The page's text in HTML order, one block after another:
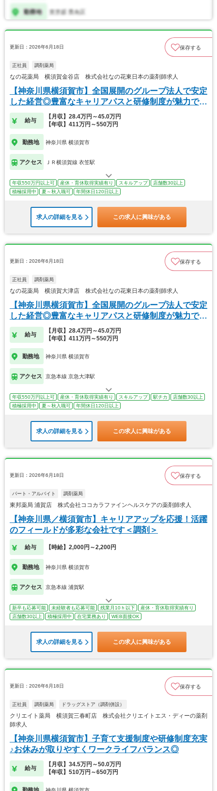
更新日：2026年6月18日 保存する
正社員 調剤薬局
なの花薬局 横須賀金谷店 株式会社なの花東日本の薬剤師求人
【神奈川県横須賀市】全国展開のグループ法人で安定
した経営◎豊富なキャリアパスと研修制度が魅力で
す！
給与
【月収】28.4万円～45.0万円
【年収】411万円～550万円
勤務地 神奈川県 横須賀市
アクセス ＪＲ横須賀線 衣笠駅
年収550万円以上可 産休・育休取得実績有り スキルアップ
店舗数30以上
積極採用中
夏～秋入職可 年間休日120日以上
求人の詳細を見る この求人に興味がある
更新日：2026年6月18日 保存する
正社員 調剤薬局
なの花薬局 横須賀大津店 株式会社なの花東日本の薬剤師求人
【神奈川県横須賀市】全国展開のグループ法人で安定
した経営◎豊富なキャリアパスと研修制度が魅力で
す！
給与
【月収】28.4万円～45.0万円
【年収】411万円～550万円
勤務地 神奈川県 横須賀市
アクセス 京急本線 京急大津駅
年収550万円以上可 産休・育休取得実績有り スキルアップ 駅チカ
店舗数30以上
積極採用中
夏～秋入職可 年間休日120日以上
求人の詳細を見る この求人に興味がある
更新日：2026年6月18日 保存する
パート・アルバイト 調剤薬局
東邦薬局 浦賀店 株式会社ココカラファインヘルスケアの薬剤師求人
【神奈川県／横須賀市】キャリアアップを応援！活躍
のフィールドが多彩な会社です＜調剤＞
給与 【時給】2,000円～2,200円
勤務地 神奈川県 横須賀市
アクセス 京急本線 浦賀駅
新卒も応募可能 未経験者も応募可能 残業月10ｈ以下
産休・育休取得実績有り
店舗数30以上
積極採用中 在宅業務あり WEB面接OK
求人の詳細を見る この求人に興味がある
更新日：2026年6月18日 保存する
正社員 調剤薬局 ドラッグストア（調剤併設）
クリエイト薬局 横須賀三春町店 株式会社クリエイトエス・ディーの薬剤
師求人
【神奈川県横須賀市】子育て支援制度や研修制度充実
♪お休みが取りやすくワークライフバランス◎
給与
【月収】34.5万円～50.0万円
【年収】510万円～650万円